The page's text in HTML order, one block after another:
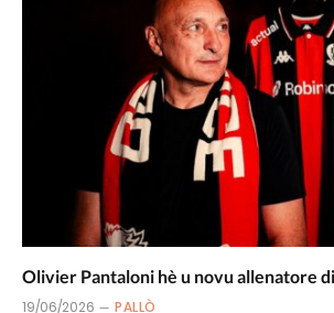
Olivier Pantaloni hè u novu allenatore
19/06/2026 PALLÒ